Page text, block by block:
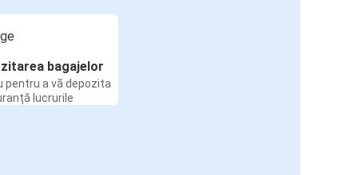
bagajelor
pentru a vă depozita
lucrurile